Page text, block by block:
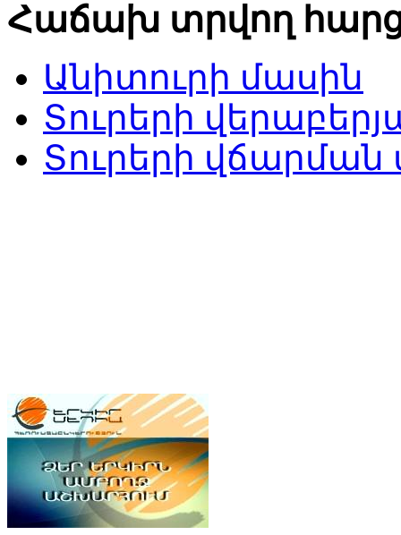
Հաճախ տրվող
Անիտուրի մասին
Տուրերի
Տուրերի վճարման